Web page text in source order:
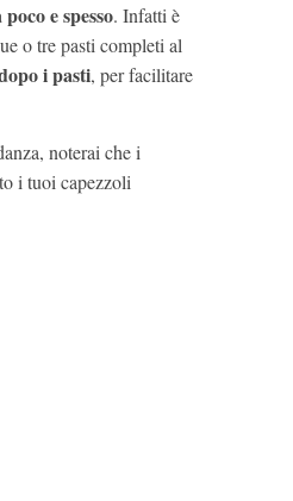
e spesso. Infatti è
o tre pasti completi al
i pasti, per facilitare
noterai che i
i tuoi capezzoli